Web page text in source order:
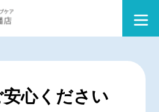
心ください